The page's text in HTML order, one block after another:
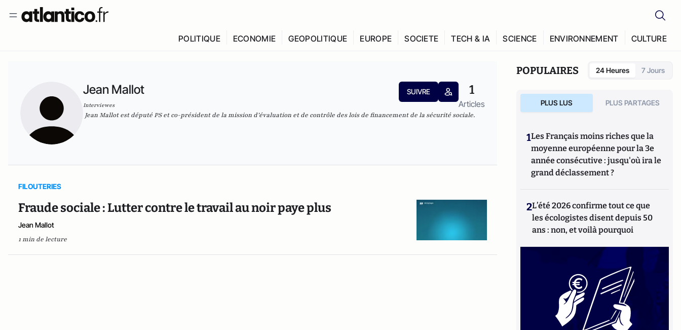
POLITIQUE ECONOMIE GEOPOLITIQUE EUROPE SOCIETE TECH & IA SCIENCE ENVIRONNEMENT CULTURE
Jean Mallot
Interviewes
SUIVRE 1
Articles
Jean Mallot est député PS et co-président de la mission d’évaluation et de contrôle des lois de financement de la sécurité sociale.
FILOUTERIES
Fraude sociale : Lutter contre le travail au noir paye plus
Jean Mallot
1 min de lecture
POPULAIRES 24 Heures 7 Jours
PLUS LUS PLUS PARTAGES
1Les Français moins riches que la
moyenne européenne pour la 3e
année consécutive : jusqu'où ira le
grand déclassement ?
2L’été 2026 confirme tout ce que
les écologistes disent depuis 50
ans : non, et voilà pourquoi